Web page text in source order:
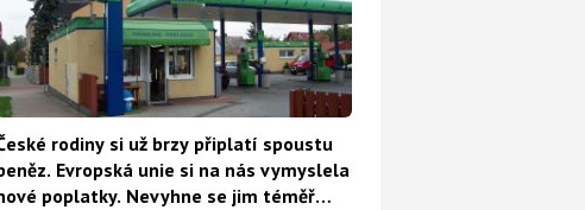
rodiny si už brzy připlatí spoustu
Evropská unie si na nás vymyslela
poplatky. Nevyhne se jim téměř